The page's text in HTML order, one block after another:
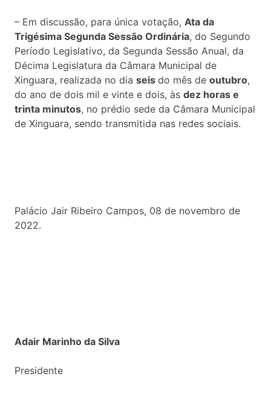
– Em discussão, para única votação, Ata da
Trigésima Segunda Sessão Ordinária, do Segundo
Período Legislativo, da Segunda Sessão Anual, da
Décima Legislatura da Câmara Municipal de
Xinguara, realizada no dia seis do mês de outubro,
do ano de dois mil e vinte e dois, às dez horas e
trinta minutos, no prédio sede da Câmara Municipal
de Xinguara, sendo transmitida nas redes sociais.
Palácio Jair Ribeiro Campos, 08 de novembro de
2022.
Adair Marinho da Silva
Presidente